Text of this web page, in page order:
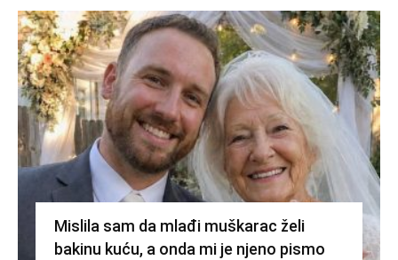
Mislila sam da mlađi muškarac želi
bakinu kuću, a onda mi je njeno pismo